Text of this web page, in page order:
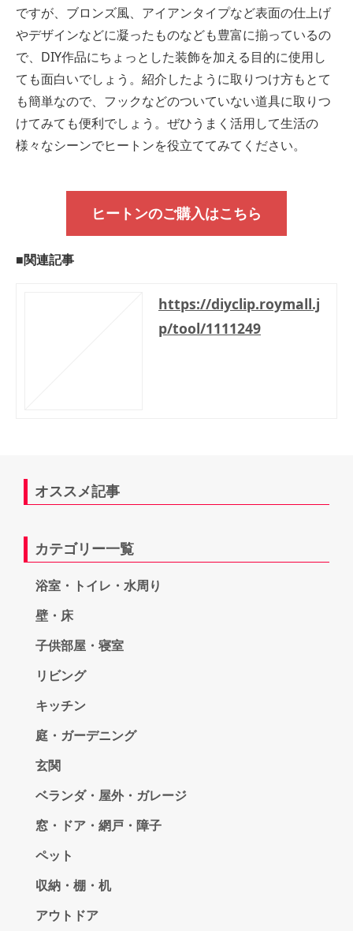
ですが、ブロンズ風、アイアンタイプなど表面の仕上げ
やデザインなどに凝ったものなども豊富に揃っているの
で、DIY作品にちょっとした装飾を加える目的に使用し
ても面白いでしょう。紹介したように取りつけ方もとて
も簡単なので、フックなどのついていない道具に取りつ
けてみても便利でしょう。ぜひうまく活用して生活の
様々なシーンでヒートンを役立ててみてください。
ヒートンのご購入はこちら
■関連記事
https://diyclip.roymall.j
p/tool/1111249
オススメ記事
カテゴリー一覧
浴室・トイレ・水周り
壁・床
子供部屋・寝室
リビング
キッチン
庭・ガーデニング
玄関
ベランダ・屋外・ガレージ
窓・ドア・網戸・障子
ペット
収納・棚・机
アウトドア